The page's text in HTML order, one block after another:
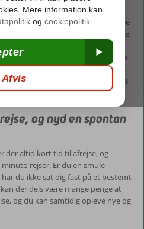
fra hverdagen, og kan du rejse
en
med All Inclusive.
have brugt, eller måske er du bare
rengøring. Der kan være mange
ferie – og når beslutningen først
afsted.
og nyd en spontan
der altid kort tid til afrejse, og
rejser. Er du en smule
du ikke sat dig fast på et bestemt
der dels være mange penge at
og du kan samtidig opleve nye og